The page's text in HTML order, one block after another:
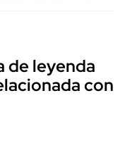
de leyenda
con